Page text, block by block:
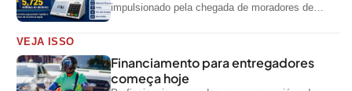
impulsionado pela chegada de moradores de
VEJA ISSO
Financiamento para entregadores
começa hoje